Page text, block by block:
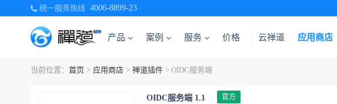
统一服务热线 4006-8899-23
产品 案例 服务 价格 云禅道 应用商店
当前位置： 首页 > 应用商店 > 禅道插件 > OIDC服务端
OIDC服务端 1.1 官方